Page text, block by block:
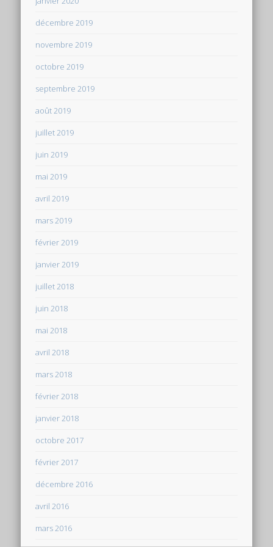
décembre 2019
novembre 2019
octobre 2019
septembre 2019
août 2019
juillet 2019
juin 2019
mai 2019
avril 2019
mars 2019
février 2019
janvier 2019
juillet 2018
juin 2018
mai 2018
avril 2018
mars 2018
février 2018
janvier 2018
octobre 2017
février 2017
décembre 2016
avril 2016
mars 2016